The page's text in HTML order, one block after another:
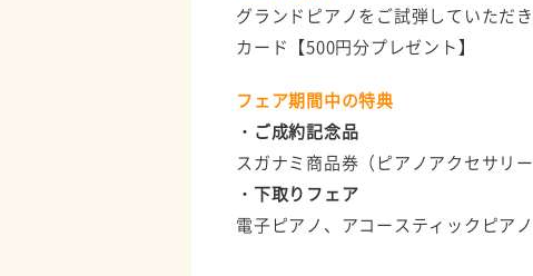
グランドピアノをご試弾していただ
カード【500円分プレゼント】
フェア期間中の特典
・ご成約記念品
スガナミ商品券（ピアノアクセサリ
・下取りフェア
電子ピアノ、アコースティックピア